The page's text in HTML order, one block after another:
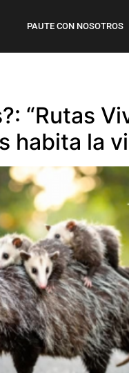
PAUTE CON NOSOTROS
“Rutas
habita la